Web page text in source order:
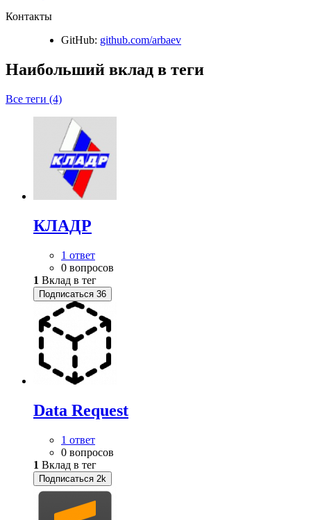
Контакты
GitHub: github.com/arbaev
Наибольший вклад в теги
Все теги (4)
КЛАДР
1 ответ
0 вопросов
1 Вклад в тег
Подписаться 36
Data Request
1 ответ
0 вопросов
1 Вклад в тег
Подписаться 2k